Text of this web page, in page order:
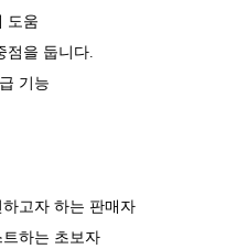
도움
점을 둡니다.
기능
고자 하는 판매자
하는 초보자